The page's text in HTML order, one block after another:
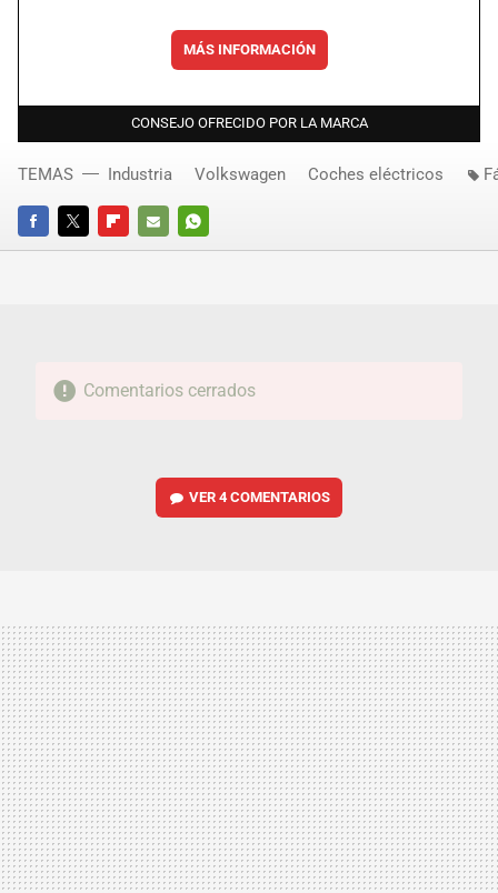
MÁS INFORMACIÓN
CONSEJO OFRECIDO POR LA MARCA
FACEBOOKTWITTERFLIPBOARD
E-
WHATSAPP
TEMAS Industria Volkswagen Coches eléctricos
Comentarios cerrados
VER4 COMENTARIOS